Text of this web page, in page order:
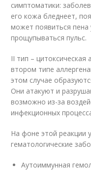
симптоматики:
его кожа бледнеет,
может появиться пена
прощупываться пульс.
II тип – цитоксическая
втором типе
этом случае
Они атакуют и
возможно из-за
инфекционных
На фоне этой реакции
гематологические
Аутоиммунная